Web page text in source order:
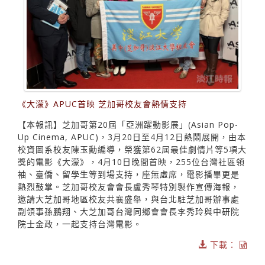
《大濛》APUC首映 芝加哥校友會熱情支持
【本報訊】芝加哥第20屆「亞洲躍動影展」(Asian Pop-
Up Cinema, APUC)，3月20日至4月12日熱鬧展開，由本
校資圖系校友陳玉勳編導，榮獲第62屆最佳劇情片等5項大
獎的電影《大濛》，4月10日晚間首映，255位台灣社區領
袖、臺僑、留學生等到場支持，座無虛席，電影播畢更是
熱烈鼓掌。芝加哥校友會會長盧秀琴特別製作宣傳海報，
邀請大芝加哥地區校友共襄盛舉，與台北駐芝加哥辦事處
副領事孫鵬翔、大芝加哥台灣同鄉會會長李秀玲與中研院
院士金政，一起支持台灣電影。
下載：